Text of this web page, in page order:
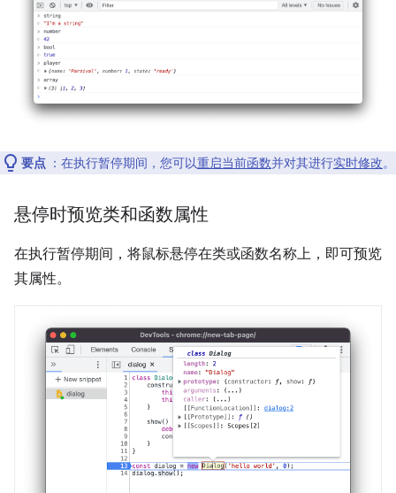
要点 ：在执行暂停期间，您可以重启当前函数并对其进行实时修改。
悬停时预览类和函数属性
在执行暂停期间，将鼠标悬停在类或函数名称上，即可预览
其属性。